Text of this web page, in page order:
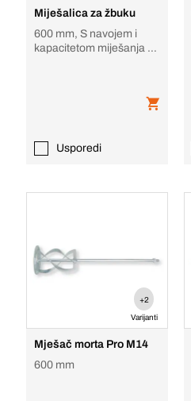
Miješalica za žbuku
600 mm, S navojem i
kapacitetom miješanja do
Usporedi
+2
Varijanti
Mješač morta Pro M14
600 mm